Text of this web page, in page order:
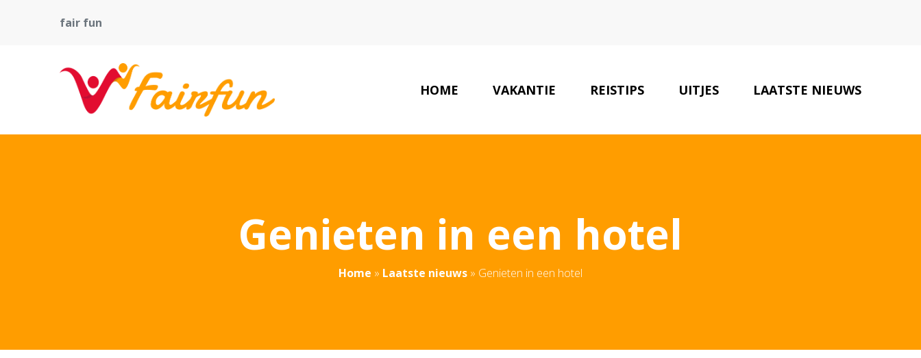
fair fun
HOME VAKANTIE REISTIPS UITJES LAATSTE NIEUWS
Genieten in een hotel
Home » Laatste nieuws » Genieten in een hotel